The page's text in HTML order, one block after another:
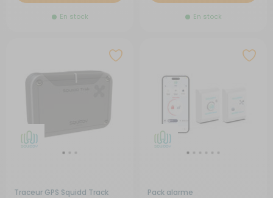
En stock En stock
Traceur GPS Squidd Track Pack alarme